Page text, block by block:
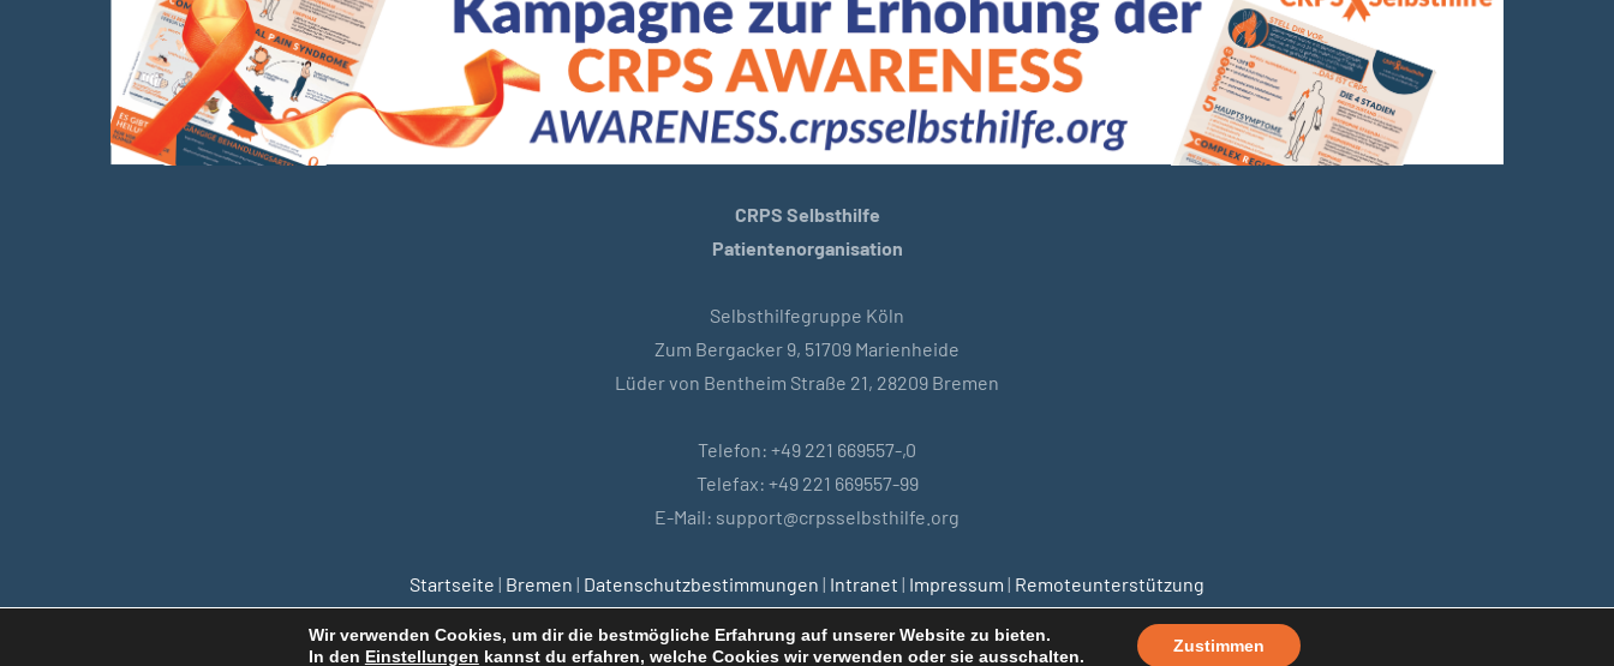
CRPS Selbsthilfe
Patientenorganisation
Selbsthilfegruppe Köln
Zum Bergacker 9, 51709 Marienheide
Lüder von Bentheim Straße 21, 28209 Bremen
Telefon: +49 221 669557-,0
Telefax: +49 221 669557-99
E-Mail: support@crpsselbsthilfe.org
Startseite | Bremen | Datenschutzbestimmungen | Intranet | Impressum | Remoteunterstützung
Wir verwenden Cookies, um dir die bestmögliche Erfahrung auf unserer Website zu bieten.
In den Einstellungen kannst du erfahren, welche Cookies wir verwenden oder sie ausschalten.
Zustimmen